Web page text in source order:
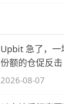
Upbit 急了，一
份额的仓促反击
2026-08-07